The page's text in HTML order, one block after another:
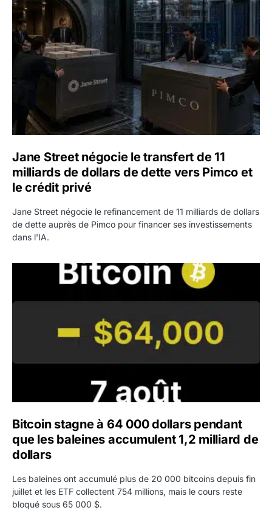
Jane Street négocie le transfert de 11
milliards de dollars de dette vers Pimco et
le crédit privé
Jane Street négocie le refinancement de 11 milliards de dollars
de dette auprès de Pimco pour financer ses investissements
dans l'IA.
Bitcoin stagne à 64 000 dollars pendant que les
Bitcoin stagne à 64 000 dollars pendant
que les baleines accumulent 1,2 milliard de
dollars
Les baleines ont accumulé plus de 20 000 bitcoins depuis fin
juillet et les ETF collectent 754 millions, mais le cours reste
bloqué sous 65 000 $.